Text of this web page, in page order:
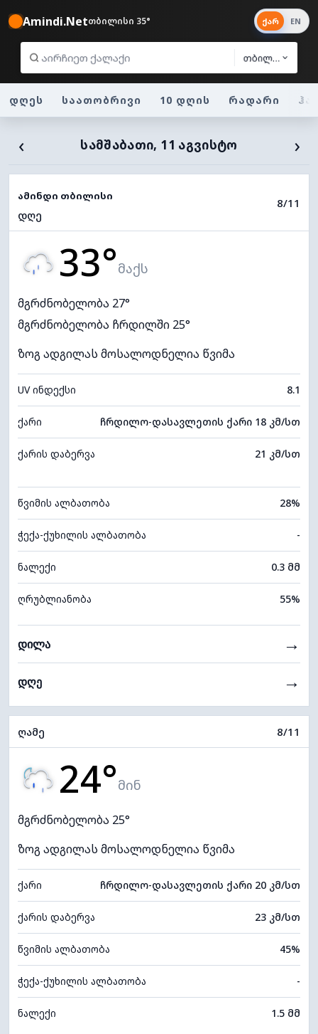
Amindi.Netთბილისი 35°
თბილისი
ქარ EN
დღეს საათობრივი 10 დღის რადარი
‹ ᲡᲐᲛᲨᲐᲑᲐᲗᲘ, 11 ᲐᲒᲕᲘᲡᲢᲝ ›
ამინდი თბილისი
დღე
8/11
33°მაქს
მგრძნობელობა 27°
მგრძნობელობა ჩრდილში 25°
ზოგ ადგილას მოსალოდნელია წვიმა
UV ინდექსი 8.1
ქარი ჩრდილო-დასავლეთის ქარი 18 კმ/სთ
ქარის დაბერვა 21 კმ/სთ
წვიმის ალბათობა 28%
ჭექა-ქუხილის ალბათობა -
ნალექი 0.3 მმ
ღრუბლიანობა 55%
დილა →
დღე →
ღამე 8/11
24°მინ
მგრძნობელობა 25°
ზოგ ადგილას მოსალოდნელია წვიმა
ქარი ჩრდილო-დასავლეთის ქარი 20 კმ/სთ
ქარის დაბერვა 23 კმ/სთ
წვიმის ალბათობა 45%
ჭექა-ქუხილის ალბათობა -
ნალექი 1.5 მმ